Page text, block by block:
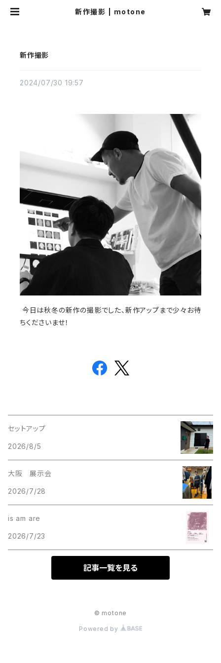
新作撮影 | motone
新作撮影
2024/07/30 19:57
今日は秋冬の新作の撮影でした、新作アップまで少々お待
ちくださいませ！
セットアップ
2026/8/5
大阪 展示会
2026/7/28
is am are
2026/7/23
記事一覧を見る
© motone
Powered by